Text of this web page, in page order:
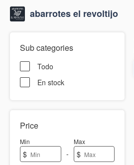
abarrotes el revoltijo
Sub categories
Todo
En stock
Price
Min
$ -
Max
$